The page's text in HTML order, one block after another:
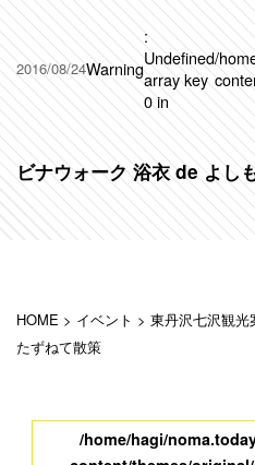
2016/08/24Warning
:
Undefined
array key
0 in
/
ビナウォーク 浴衣 de よし
HOME > イベント > 東丹沢七沢観光
たずねて散策
/home/hagi/